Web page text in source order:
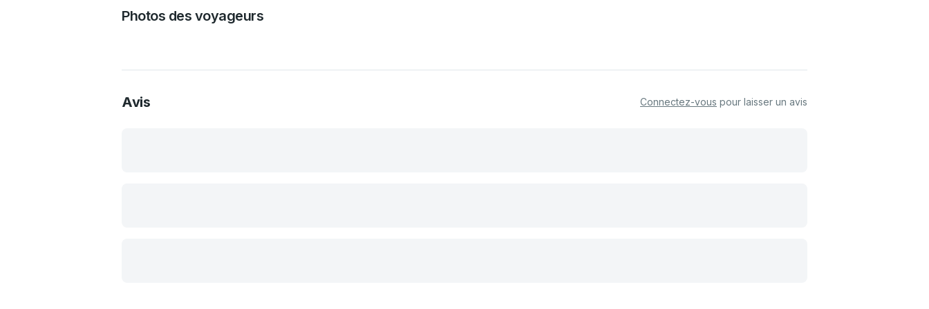
Photos des voyageurs
Avis Connectez-vous pour laisser un avis